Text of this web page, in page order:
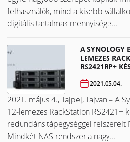
felhasználók, mind a kisebb
digitális tartalmak mennyisége...
A SYNOLOGY
LEMEZES
RS2421RP+
2021.05.04.
2021. május 4., Tajpej, Tajvan – A
12-lemezes RackStation RS2421+
redundáns tápegységgel felszerelt
Mindkét NAS rendszer a nagy...